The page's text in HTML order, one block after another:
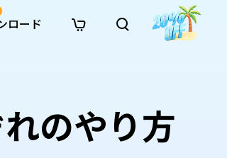
タ復元
· ゴミ箱復元
元
· エクセル復元
· 動画復元
マ風AI画像プロンプト
メ実写化プロンプト
ローン
· 重複検索（Mac）
· ディスク容量を解放
· Macストレージを整理
ロード
のやり方